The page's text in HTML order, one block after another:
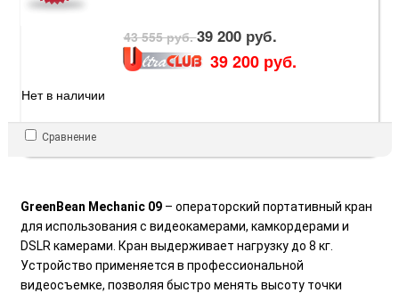
43 555 руб.39 200 руб.
39 200 руб.
Нет в наличии
Сравнение
GreenBean Mechanic 09 – операторский портативный кран
для использования с видеокамерами, камкордерами и
DSLR камерами. Кран выдерживает нагрузку до 8 кг.
Устройство применяется в профессиональной
видеосъемке, позволяя быстро менять высоту точки